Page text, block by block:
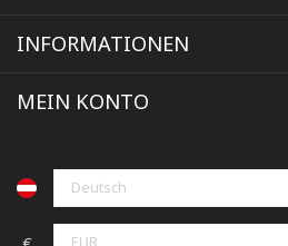
INFORMATIONEN
MEIN KONTO